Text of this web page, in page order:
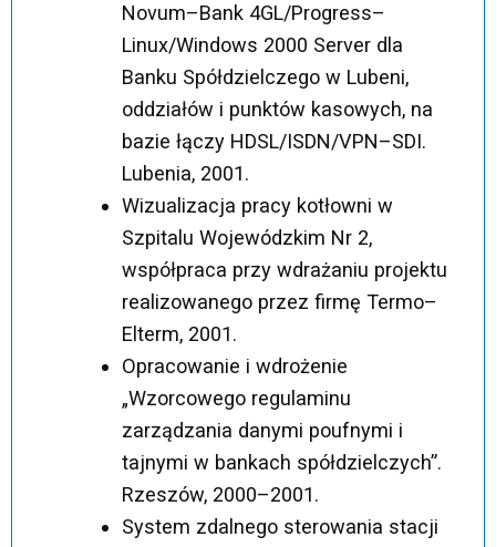
Novum–Bank 4GL/Progress–
Linux/Windows 2000 Server dla
Banku Spółdzielczego w Lubeni,
oddziałów i punktów kasowych, na
bazie łączy HDSL/ISDN/VPN–SDI.
Lubenia, 2001.
Wizualizacja pracy kotłowni w
Szpitalu Wojewódzkim Nr 2,
współpraca przy wdrażaniu projektu
realizowanego przez firmę Termo–
Elterm, 2001.
Opracowanie i wdrożenie
„Wzorcowego regulaminu
zarządzania danymi poufnymi i
tajnymi w bankach spółdzielczych”.
Rzeszów, 2000–2001.
System zdalnego sterowania stacji